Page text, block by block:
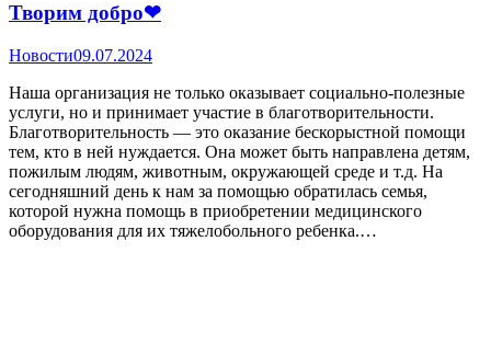
Творим добро❤
Новости09.07.2024
Наша организация не только оказывает социально-полезные
услуги, но и принимает участие в благотворительности.
Благотворительность — это оказание бескорыстной помощи
тем, кто в ней нуждается. Она может быть направлена детям,
пожилым людям, животным, окружающей среде и т.д. На
сегодняшний день к нам за помощью обратилась семья,
которой нужна помощь в приобретении медицинского
оборудования для их тяжелобольного ребенка.…